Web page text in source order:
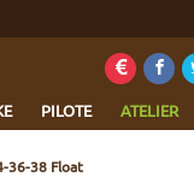
PILOTE ATELIER
Rechercher
un
une
marque...
36-38 Float